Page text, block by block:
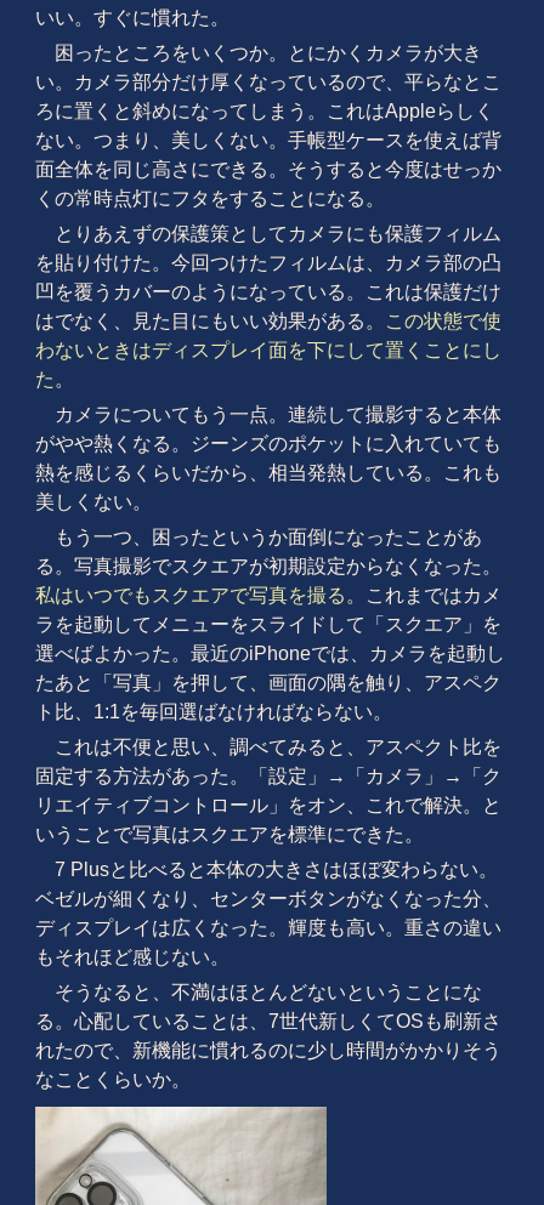
いい。すぐに慣れた。
困ったところをいくつか。とにかくカメラが大き
い。カメラ部分だけ厚くなっているので、平らなとこ
ろに置くと斜めになってしまう。これはAppleらしく
ない。つまり、美しくない。手帳型ケースを使えば背
面全体を同じ高さにできる。そうすると今度はせっか
くの常時点灯にフタをすることになる。
とりあえずの保護策としてカメラにも保護フィルム
を貼り付けた。今回つけたフィルムは、カメラ部の凸
凹を覆うカバーのようになっている。これは保護だけ
はでなく、見た目にもいい効果がある。
この状態で使
わないときはディスプレイ面を下にして置くことにし
た 。
カメラについてもう一点。連続して撮影すると本体
がやや熱くなる。ジーンズのポケットに入れていても
熱を感じるくらいだから、相当発熱している。これも
美しくない。
もう一つ、困ったというか面倒になったことがあ
る。写真撮影でスクエアが初期設定からなくなった。
私はいつでもスクエアで写真を撮る 。これまではカメ
ラを起動してメニューをスライドして「スクエア」を
選べばよかった。最近のiPhoneでは、カメラを起動し
たあと「写真」を押して、画面の隅を触り、アスペク
ト比、1:1を毎回選ばなければならない。
これは不便と思い、調べてみると、アスペクト比を
固定する方法があった。「設定」→「カメラ」→「ク
リエイティブコントロール」をオン、これで解決。と
いうことで写真はスクエアを標準にできた。
7 Plusと比べると本体の大きさはほぼ変わらない。
ベゼルが細くなり、センターボタンがなくなった分、
ディスプレイは広くなった。輝度も高い。重さの違い
もそれほど感じない。
そうなると、不満はほとんどないということにな
る。心配していることは、7世代新しくてOSも刷新さ
れたので、新機能に慣れるのに少し時間がかかりそう
なことくらいか。